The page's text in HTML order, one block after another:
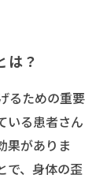
は？
るための重要
いる患者さん
果がありま
で、身体の歪